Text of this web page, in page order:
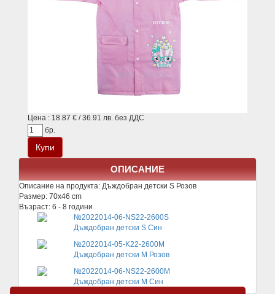
Цена : 18.87 € / 36.91 лв. без ДДС
бр.
ОПИСАНИЕ
Описание на продукта: Дъждобран детски S Розов
Размер: 70x46 cm
Възраст: 6 - 8 години
№2022014-06-NS22-2600S
Дъждобран детски S Син
№2022014-05-K22-2600M
Дъждобран детски М Розов
№2022014-06-NS22-2600M
Дъждобран детски М Син